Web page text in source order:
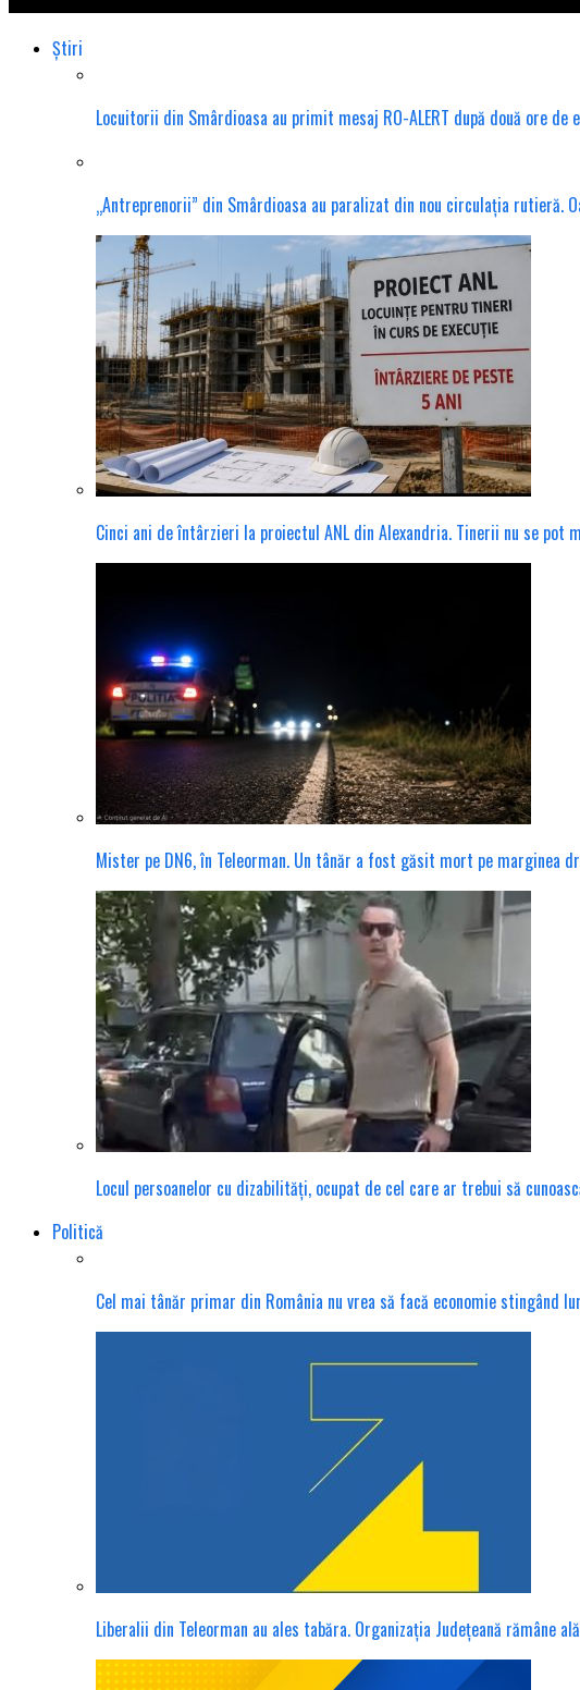
Știri
Locuitorii din Smârdioasa au primit mesaj RO-ALERT după două ore
„Antreprenorii” din Smârdioasa au paralizat din nou circulația rutieră.
Cinci ani de întârzieri la proiectul ANL din Alexandria. Tinerii nu se
Mister pe DN6, în Teleorman. Un tânăr a fost găsit mort pe marginea
Locul persoanelor cu dizabilități, ocupat de cel care ar trebui să
Politică
Cel mai tânăr primar din România nu vrea să facă economie stingând
Liberalii din Teleorman au ales tabăra. Organizația Județeană rămâne